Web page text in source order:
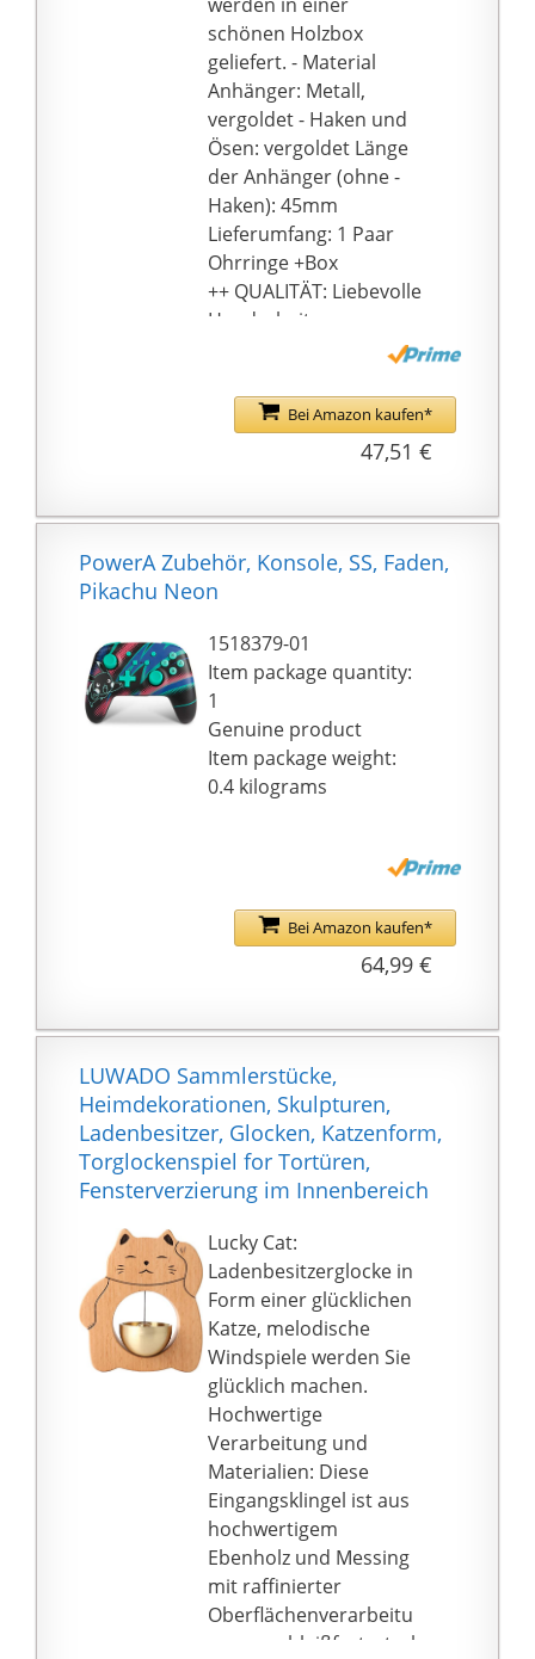
schönen Holzbox
geliefert. - Material
Anhänger: Metall,
vergoldet - Haken und
Ösen: vergoldet Länge
der Anhänger (ohne -
Haken): 45mm
Lieferumfang: 1 Paar
Ohrringe +Box
++ QUALITÄT: Liebevolle
Handarbeit aus unserer
100{2ab583e22f7d093c
c0e02d5f094522a09711
0e05a954d36f61730cb8
Schneller Versand aus
Deutschland!
++ FRÖHLICHE
GESCHENKE: Miniblings
eignen sich wunderbar
um Ihren Liebsten eine
Freude zu machen -
Perfekt als Geschenk
für den Schulanfang,
Namenstag,
Geburtstag,
Verlobung, Hochzeit,
Party, Konfirmation,
uvm.
++ MEHRWERT: In
Sie die andere Größen
und Farben. Außerdem
bieten wir noch
ausgefallenen
Damenschmuck,
Herrenschmuck,
Kinderschmuck,
Wohnaccessoires,
Spielzeug und DIY
Deutschland!
Bei Amazon kaufen*
47,51 €
PowerA Zubehör, Konsole, SS, Faden,
Pikachu Neon
1518379-01
Item package quantity:
1
Genuine product
Item package weight:
0.4 kilograms
Bei Amazon kaufen*
64,99 €
LUWADO Sammlerstücke,
Heimdekorationen, Skulpturen,
Ladenbesitzer, Glocken, Katzenform,
Torglockenspiel for Tortüren,
Fensterverzierung im Innenbereich
Lucky Cat:
Ladenbesitzerglocke in
Form einer glücklichen
Katze, melodische
Windspiele werden Sie
glücklich machen.
Hochwertige
Verarbeitung und
Materialien: Diese
Eingangsklingel ist aus
hochwertigem
Ebenholz und Messing
mit raffinierter
Oberflächenverarbeitu
ng, verschleißfest, stark